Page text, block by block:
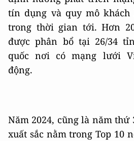
tín dụng và quy mô khách
trong thời gian tới. Hơn
được phân bổ tại 26/34
quốc nơi có mạng lưới
động.
Năm 2024, cũng là năm
xuất sắc nằm trong Top 10